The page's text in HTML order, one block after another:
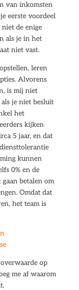
van inkomsten
eerste voordeel
niet de enige
als je in het
niet vast.
leren
Alvorens
is mij niet
je niet besluit
het
kijken
5 jaar, en dat
kunnen
0% en de
betalen om
Omdat dat
het team is
op
me af waarom